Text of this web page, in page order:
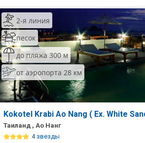
2-я линия
песок
до пляжа 300 м
от аэропорта 28 км
Kokotel Krabi Ao Nang ( Ex. White
Таиланд , Ао Нанг
4 звезды